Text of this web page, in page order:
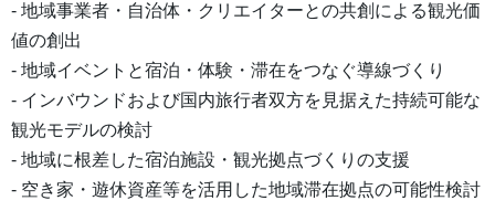
- 地域事業者・自治体・クリエイターとの共創による観光価
値の創出
- 地域イベントと宿泊・体験・滞在をつなぐ導線づくり
- インバウンドおよび国内旅行者双方を見据えた持続可能な
観光モデルの検討
- 地域に根差した宿泊施設・観光拠点づくりの支援
- 空き家・遊休資産等を活用した地域滞在拠点の可能性検討